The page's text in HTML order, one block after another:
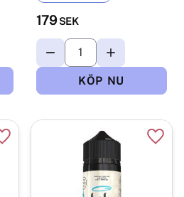
179 SEK
Lägg till i favoriter